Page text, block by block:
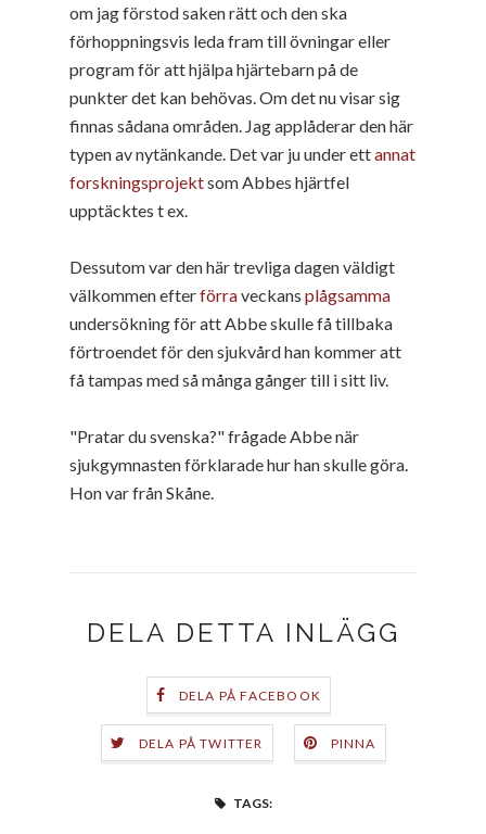
om jag förstod saken rätt och den ska
förhoppningsvis leda fram till övningar eller
program för att hjälpa hjärtebarn på de
punkter det kan behövas. Om det nu visar sig
finnas sådana områden. Jag applåderar den här
typen av nytänkande. Det var ju under ettannat
forskningsprojektsom Abbes hjärtfel
upptäcktes t ex.
Dessutom var den här trevliga dagen väldigt
välkommen efterförraveckans plågsamma
undersökning för att Abbe skulle få tillbaka
förtroendet för den sjukvård han kommer att
få tampas med så många gånger till i sitt liv.
"Pratar du svenska?" frågade Abbe när
sjukgymnasten förklarade hur han skulle göra.
Hon var från Skåne.
DELA DETTA INLÄGG
DELA PÅ FACEBOOK
DELA PÅ TWITTER PINNA
TAGS: